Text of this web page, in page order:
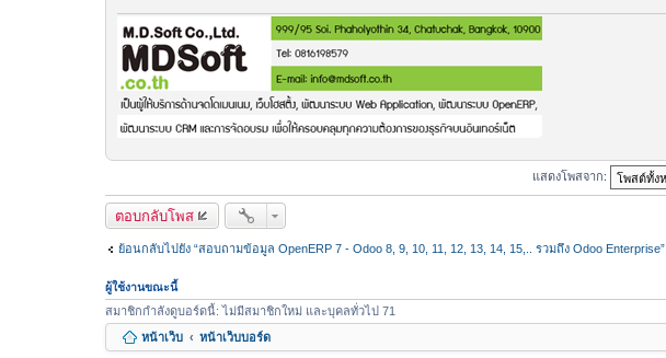
แสดงโพสจาก:
ตอบกลับโพส
ย้อนกลับไปยัง “สอบถามข้อมูล OpenERP 7 - Odoo 8, 9, 10, 11, 12, 13, 14, 15,.. รวมถึง Odoo Enterprise”
ผู้ใช้งานขณะนี้
สมาชิกกำลังดูบอร์ดนี้: ไม่มีสมาชิกใหม่ และบุคลทั่วไป 71
หน้าเว็บ
หน้าเว็บบอร์ด